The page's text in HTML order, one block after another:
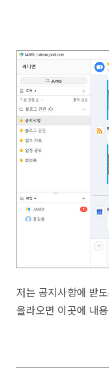
저는 공지사항에 받
올라오면 이곳에 내